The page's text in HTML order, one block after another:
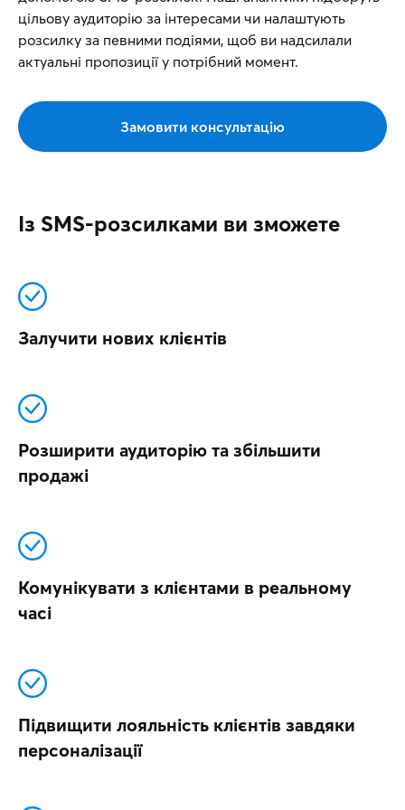
цільову аудиторію за інтересами чи налаштують
розсилку за певними подіями, щоб ви надсилали
актуальні пропозиції у потрібний момент.
Замовити консультацію
Із SMS-розсилками ви зможете
Залучити нових клієнтів
Розширити аудиторію та збільшити
продажі
Комунікувати з клієнтами в реальному
часі
Підвищити лояльність клієнтів завдяки
персоналізації